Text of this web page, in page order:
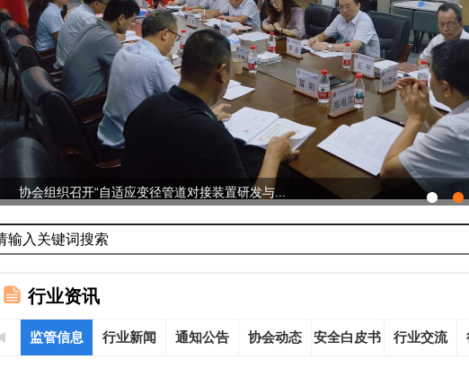
协会组织召开“自适应变径管道对接装置研发与...
行业资讯
监管信息 行业新闻 通知公告 协会动态 安全白皮书 行业交流